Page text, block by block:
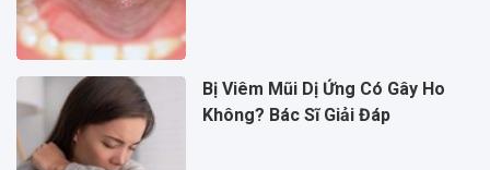
Bị Viêm Mũi Dị Ứng Có Gây Ho
Không? Bác Sĩ Giải Đáp